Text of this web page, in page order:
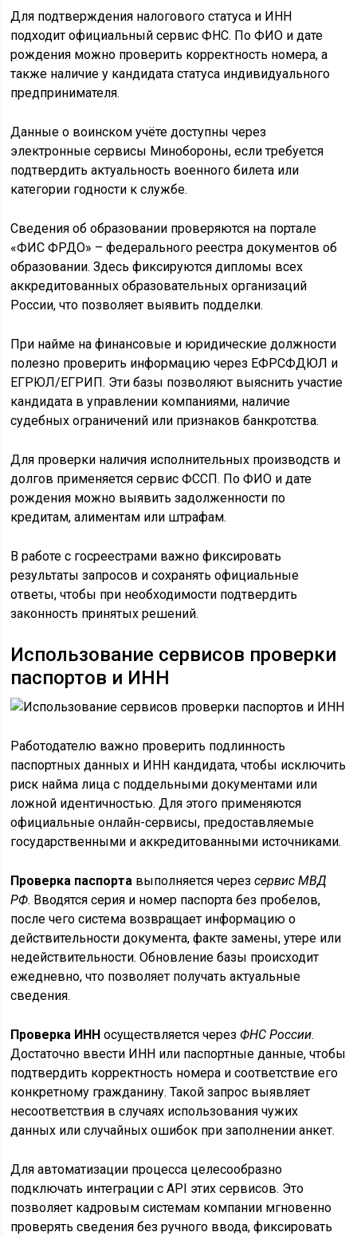
Для подтверждения налогового статуса и ИНН
подходит официальный сервис ФНС. По ФИО и дате
рождения можно проверить корректность номера, а
также наличие у кандидата статуса индивидуального
предпринимателя.
Данные о воинском учёте доступны через
электронные сервисы Минобороны, если требуется
подтвердить актуальность военного билета или
категории годности к службе.
Сведения об образовании проверяются на портале
«ФИС ФРДО» – федерального реестра документов об
образовании. Здесь фиксируются дипломы всех
аккредитованных образовательных организаций
России, что позволяет выявить подделки.
При найме на финансовые и юридические должности
полезно проверить информацию через ЕФРСФДЮЛ и
ЕГРЮЛ/ЕГРИП. Эти базы позволяют выяснить участие
кандидата в управлении компаниями, наличие
судебных ограничений или признаков банкротства.
Для проверки наличия исполнительных производств и
долгов применяется сервис ФССП. По ФИО и дате
рождения можно выявить задолженности по
кредитам, алиментам или штрафам.
В работе с госреестрами важно фиксировать
результаты запросов и сохранять официальные
ответы, чтобы при необходимости подтвердить
законность принятых решений.
Использование сервисов проверки
паспортов и ИНН
Работодателю важно проверить подлинность
паспортных данных и ИНН кандидата, чтобы исключить
риск найма лица с поддельными документами или
ложной идентичностью. Для этого применяются
официальные онлайн-сервисы, предоставляемые
государственными и аккредитованными источниками.
Проверка паспорта выполняется черезсервис МВД
РФ. Вводятся серия и номер паспорта без пробелов,
после чего система возвращает информацию о
действительности документа, факте замены, утере или
недействительности. Обновление базы происходит
ежедневно, что позволяет получать актуальные
сведения.
Проверка ИНН осуществляется черезФНС России.
Достаточно ввести ИНН или паспортные данные, чтобы
подтвердить корректность номера и соответствие его
конкретному гражданину. Такой запрос выявляет
несоответствия в случаях использования чужих
данных или случайных ошибок при заполнении анкет.
Для автоматизации процесса целесообразно
подключать интеграции с API этих сервисов. Это
позволяет кадровым системам компании мгновенно
проверять сведения без ручного ввода, фиксировать